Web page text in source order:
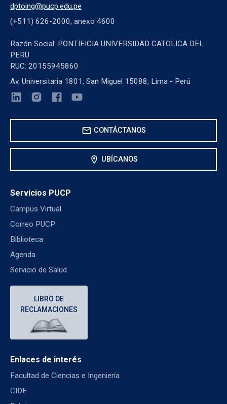
dptoing@pucp.edu.pe
(+511) 626-2000, anexo 4600
Razón Social: PONTIFICIA UNIVERSIDAD CATOLICA DEL
PERU
RUC: 20155945860
Av. Universitaria 1801, San Miguel 15088, Lima - Perú
mail CONTÁCTANOS
location_on UBÍCANOS
Servicios PUCP
Campus Virtual
Correo PUCP
Biblioteca
Agenda
Servicio de Salud
LIBRO DE
RECLAMACIONES
Enlaces de interés
Facultad de Ciencias e Ingeniería
CIDE